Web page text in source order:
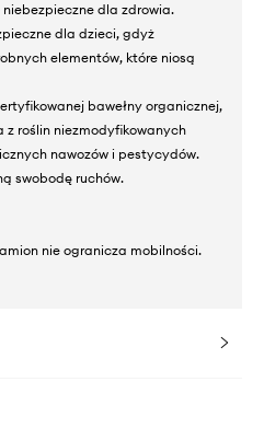
dla zdrowia.
dla dzieci, gdyż
elementów, które niosą
bawełny organicznej,
roślin niezmodyfikowanych
nawozów i pestycydów.
swobodę ruchów.
nie ogranicza mobilności.